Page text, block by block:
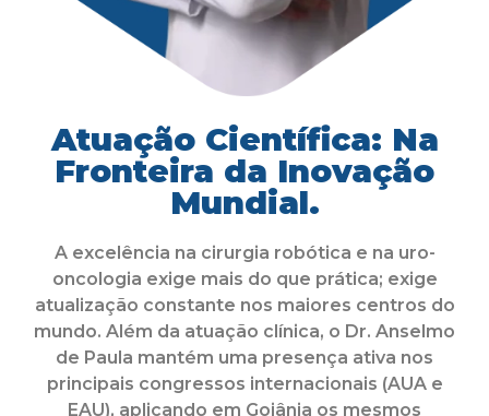
Atuação Científica: Na
Fronteira da Inovação
Mundial.
A excelência na cirurgia robótica e na uro-
oncologia exige mais do que prática; exige
atualização constante nos maiores centros do
mundo. Além da atuação clínica, o Dr. Anselmo
de Paula mantém uma presença ativa nos
principais congressos internacionais (AUA e
EAU), aplicando em Goiânia os mesmos